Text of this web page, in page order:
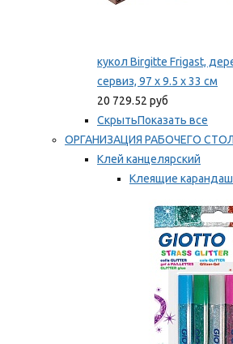
кукол Birgitte Frigast,
сервиз, 97 x 9.5 x 33 см
20 729.52 руб
СкрытьПоказать все
ОРГАНИЗАЦИЯ РАБОЧЕГО
Клей канцелярский
Клеящие
Мы рекомендуем